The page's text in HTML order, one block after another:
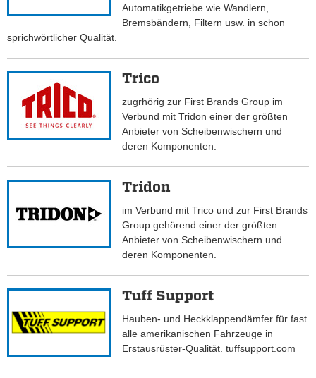
Automatikgetriebe wie Wandlern,
Bremsbändern, Filtern usw. in schon
sprichwörtlicher Qualität.
Trico
zugrhörig zur First Brands Group im
Verbund mit Tridon einer der größten
Anbieter von Scheibenwischern und
deren Komponenten.
Tridon
im Verbund mit Trico und zur First Brands
Group gehörend einer der größten
Anbieter von Scheibenwischern und
deren Komponenten.
Tuff Support
Hauben- und Heckklappendämfer für fast
alle amerikanischen Fahrzeuge in
Erstausrüster-Qualität. tuffsupport.com